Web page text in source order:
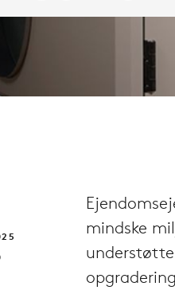
mindske